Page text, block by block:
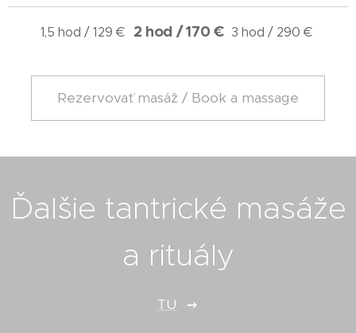
1,5 hod / 129 € 2 hod / 170 €3 hod / 290 €
Rezervovať masáž / Book a massage
Ďalšie tantrické masáže
a rituály
TU